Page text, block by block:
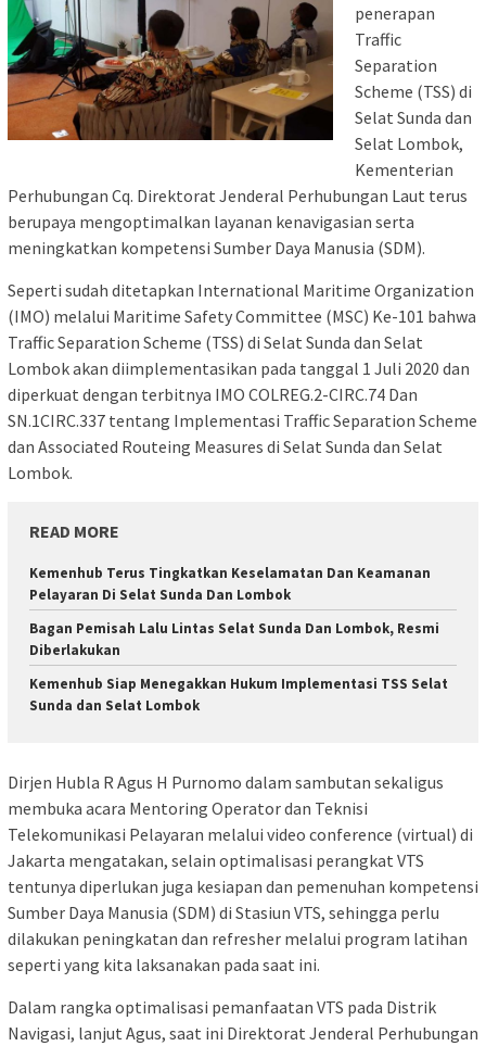
penerapan
Traffic
Separation
Scheme (TSS) di
Selat Sunda dan
Selat Lombok,
Kementerian
Perhubungan Cq. Direktorat Jenderal Perhubungan Laut terus
berupaya mengoptimalkan layanan kenavigasian serta
meningkatkan kompetensi Sumber Daya Manusia (SDM).
Seperti sudah ditetapkan International Maritime Organization
(IMO) melalui Maritime Safety Committee (MSC) Ke-101 bahwa
Traffic Separation Scheme (TSS) di Selat Sunda dan Selat
Lombok akan diimplementasikan pada tanggal 1 Juli 2020 dan
diperkuat dengan terbitnya IMO COLREG.2-CIRC.74 Dan
SN.1CIRC.337 tentang Implementasi Traffic Separation Scheme
dan Associated Routeing Measures di Selat Sunda dan Selat
Lombok.
READ MORE
Kemenhub Terus Tingkatkan Keselamatan Dan Keamanan
Pelayaran Di Selat Sunda Dan Lombok
Bagan Pemisah Lalu Lintas Selat Sunda Dan Lombok, Resmi
Diberlakukan
Kemenhub Siap Menegakkan Hukum Implementasi TSS Selat
Sunda dan Selat Lombok
Dirjen Hubla R Agus H Purnomo dalam sambutan sekaligus
membuka acara Mentoring Operator dan Teknisi
Telekomunikasi Pelayaran melalui video conference (virtual) di
Jakarta mengatakan, selain optimalisasi perangkat VTS
tentunya diperlukan juga kesiapan dan pemenuhan kompetensi
Sumber Daya Manusia (SDM) di Stasiun VTS, sehingga perlu
dilakukan peningkatan dan refresher melalui program latihan
seperti yang kita laksanakan pada saat ini.
Dalam rangka optimalisasi pemanfaatan VTS pada Distrik
Navigasi, lanjut Agus, saat ini Direktorat Jenderal Perhubungan